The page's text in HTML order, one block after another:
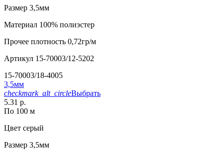
Размер 3,5мм
Материал 100% полиэстер
Прочее плотность 0,72гр/м
Артикул 15-70003/12-5202
15-70003/18-4005
3,5мм
checkmark_alt_circleВыбрать
5.31 р.
По 100 м
Цвет серый
Размер 3,5мм